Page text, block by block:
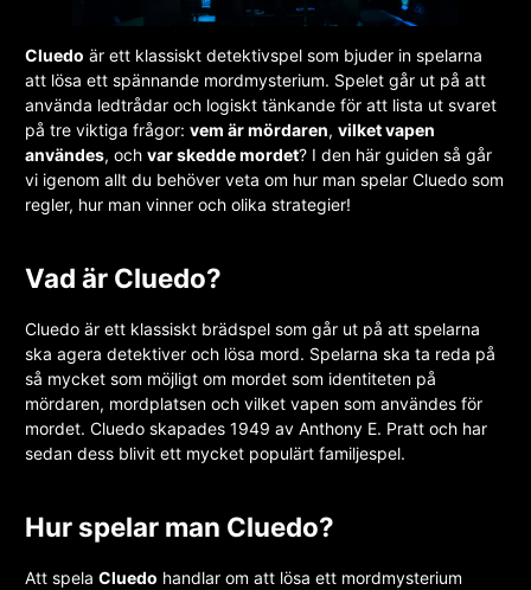
Cluedo är ett klassiskt detektivspel som bjuder in spelarna
att lösa ett spännande mordmysterium. Spelet går ut på att
använda ledtrådar och logiskt tänkande för att lista ut svaret
på tre viktiga frågor: vem är mördaren, vilket vapen
användes, och var skedde mordet? I den här guiden så går
vi igenom allt du behöver veta om hur man spelar Cluedo som
regler, hur man vinner och olika strategier!
Vad är Cluedo?
Cluedo är ett klassiskt brädspel som går ut på att spelarna
ska agera detektiver och lösa mord. Spelarna ska ta reda på
så mycket som möjligt om mordet som identiteten på
mördaren, mordplatsen och vilket vapen som användes för
mordet. Cluedo skapades 1949 av Anthony E. Pratt och har
sedan dess blivit ett mycket populärt familjespel.
Hur spelar man Cluedo?
Att spela Cluedo handlar om att lösa ett mordmysterium